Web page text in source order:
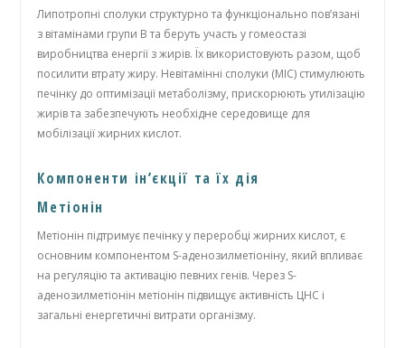
Липотропні сполуки структурно та функціонально пов’язані
з вітамінами групи В та беруть участь у гомеостазі
виробництва енергії з жирів. Їх використовують разом, щоб
посилити втрату жиру. Невітамінні сполуки (MIC) стимулюють
печінку до оптимізації метаболізму, прискорюють утилізацію
жирів та забезпечують необхідне середовище для
мобілізації жирних кислот.
Компоненти ін’єкції та їх дія
Метіонін
Метіонін підтримує печінку у переробці жирних кислот, є
основним компонентом S-аденозилметіоніну, який впливає
на регуляцію та активацію певних генів. Через S-
аденозилметіонін метіонін підвищує активність ЦНС і
загальні енергетичні витрати організму.